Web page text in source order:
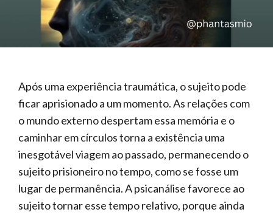
Após uma experiência traumática, o sujeito pode
ficar aprisionado a um momento. As relações com
o mundo externo despertam essa memória e o
caminhar em círculos torna a existência uma
inesgotável viagem ao passado, permanecendo o
sujeito prisioneiro no tempo, como se fosse um
lugar de permanência. A psicanálise favorece ao
sujeito tornar esse tempo relativo, porque ainda